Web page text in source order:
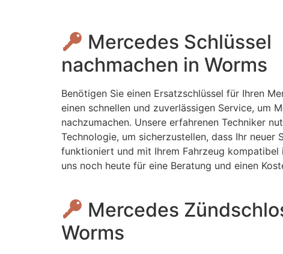
Mercedes Schlüssel
nachmachen in Worms
Benötigen Sie einen Ersatzschlüssel für Ihren
einen schnellen und zuverlässigen Service, um
nachzumachen. Unsere erfahrenen Techniker
Technologie, um sicherzustellen, dass Ihr neuer
funktioniert und mit Ihrem Fahrzeug kompatibel
uns noch heute für eine Beratung und einen
Mercedes
Worms